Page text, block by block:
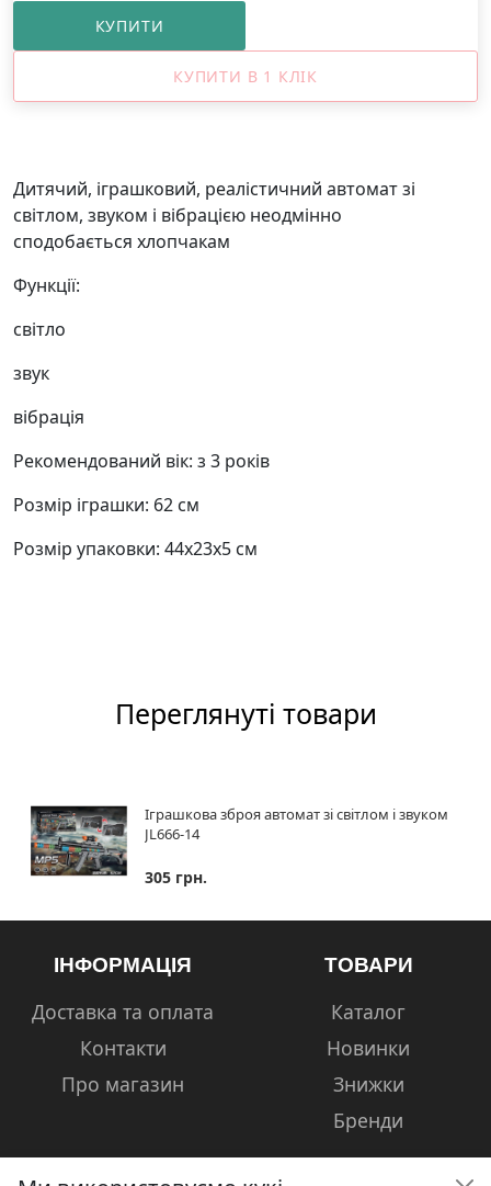
КУПИТИ
КУПИТИ В 1 КЛІК
Дитячий, іграшковий, реалістичний автомат зі
світлом, звуком і вібрацією неодмінно
сподобається хлопчакам
Функції:
світло
звук
вібрація
Рекомендований вік: з 3 років
Розмір іграшки: 62 см
Розмір упаковки: 44х23х5 см
Переглянуті товари
Іграшкова зброя автомат зі світлом і звуком
JL666-14
305 грн.
ІНФОРМАЦІЯ
Доставка та оплата
Контакти
Про магазин
ТОВАРИ
Каталог
Новинки
Знижки
Бренди